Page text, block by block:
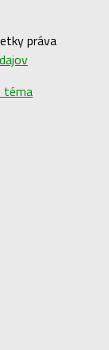
práva
téma